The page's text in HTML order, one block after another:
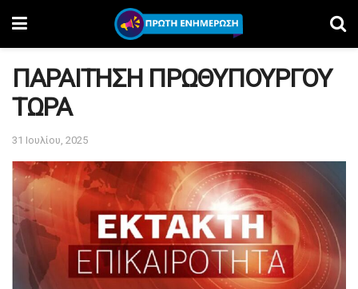
ΠΑΡΑΙΤΗΣΗ ΠΡΩΘΥΠΟΥΡΓΟΥ
ΤΩΡΑ
31 Ιουλίου, 2025